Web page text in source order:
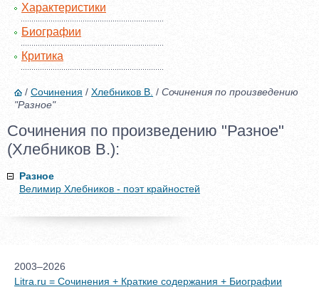
Характеристики
Биографии
Критика
/ Сочинения / Хлебников В. / Сочинения по произведению
"Разное"
Сочинения по произведению "Разное"
(Хлебников В.):
Разное
Велимир Хлебников - поэт крайностей
2003–2026
Litra.ru = Сочинения + Краткие содержания + Биографии